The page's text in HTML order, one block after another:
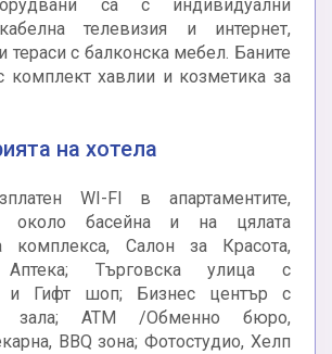
са с индивидуални
телевизия и интернет,
тераси с балконска мебел. Баните
комплект хавлии и козметика за
на хотела
WI-FI в апартаментите,
около басейна и на цялата
комплекса, Салон за Красота,
Търговска улица с
и Гифт шоп; Бизнес център с
зала; АТМ /Обменно бюро,
BBQ зона; Фотостудио, Хелп